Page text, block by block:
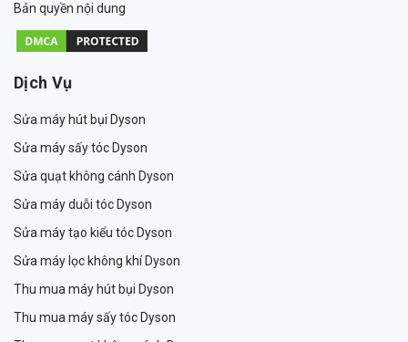
Bản quyền nội dung
Dịch Vụ
Sửa máy hút bụi Dyson
Sửa máy sấy tóc Dyson
Sửa quạt không cánh Dyson
Sửa máy duỗi tóc Dyson
Sửa máy tạo kiểu tóc Dyson
Sửa máy lọc không khí Dyson
Thu mua máy hút bụi Dyson
Thu mua máy sấy tóc Dyson